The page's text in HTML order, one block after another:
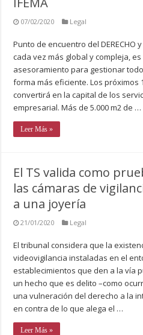
07/02/2020 Legal
Punto de encuentro del DERECHO
cada vez más global y compleja,
asesoramiento para gestionar
forma más eficiente. Los próximos
convertirá en la capital de los
empresarial. Más de 5.000 m2 de …
Leer Más »
El TS valida como
las cámaras de
a una joyería
21/01/2020 Legal
El tribunal considera que la
videovigilancia instaladas en el
establecimientos que den a la vía
un hecho que es delito –como
una vulneración del derecho a la
en contra de lo que alega el …
Leer Más »